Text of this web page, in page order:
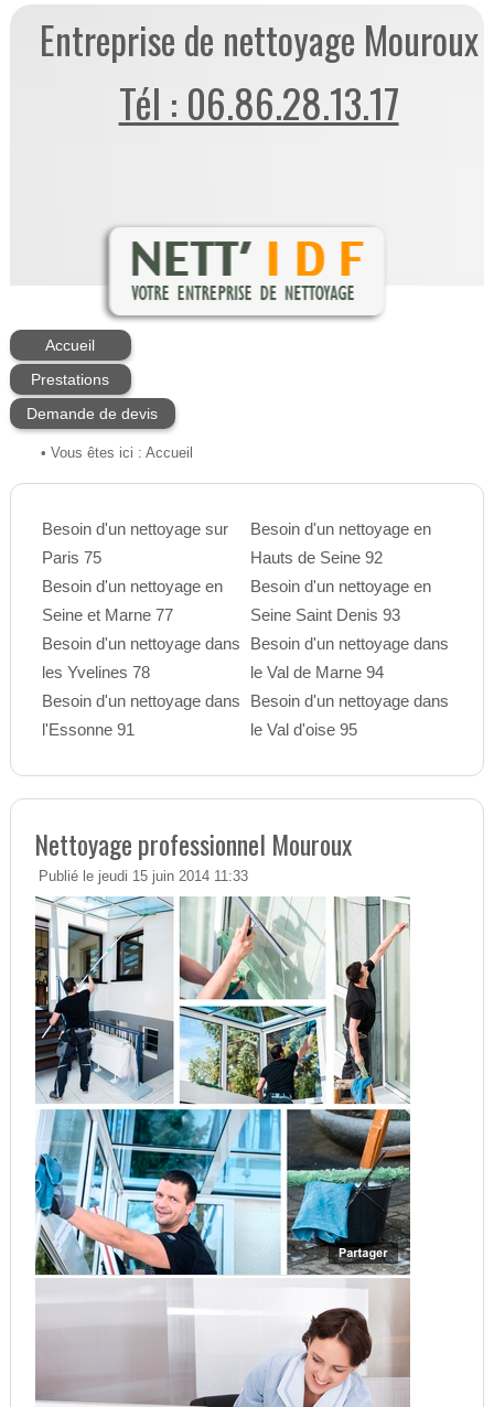
Entreprise de nettoyage Mouroux
Tél : 06.86.28.13.17
Accueil
Prestations
Demande de devis
• Vous êtes ici : Accueil
Besoin d'un nettoyage sur
Paris 75
Besoin d'un nettoyage en
Seine et Marne 77
Besoin d'un nettoyage dans
les Yvelines 78
Besoin d'un nettoyage dans
l'Essonne 91
Besoin d'un nettoyage en
Hauts de Seine 92
Besoin d'un nettoyage en
Seine Saint Denis 93
Besoin d'un nettoyage dans
le Val de Marne 94
Besoin d'un nettoyage dans
le Val d'oise 95
Nettoyage professionnel Mouroux
Publié le jeudi 15 juin 2014 11:33